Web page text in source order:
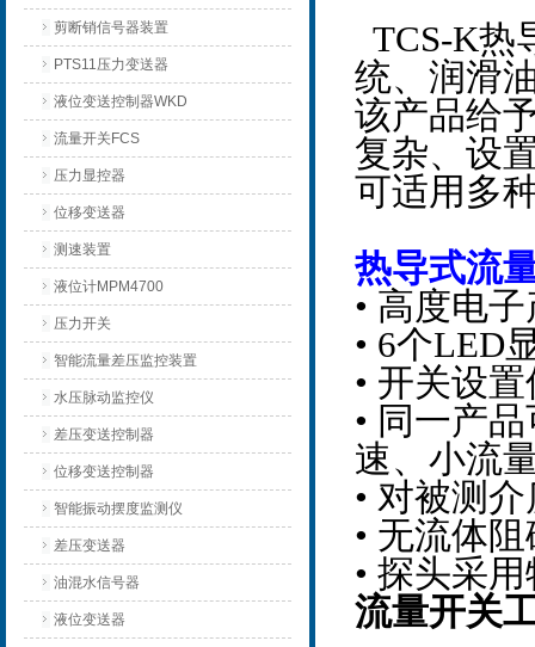
剪断销信号器装置
PTS11压力变送器
液位变送控制器WKD
流量开关FCS
压力显控器
位移变送器
测速装置
液位计MPM4700
压力开关
智能流量差压监控装置
水压脉动监控仪
差压变送控制器
位移变送控制器
智能振动摆度监测仪
差压变送器
油混水信号器
液位变送器
TCS-K热
统、润滑
该产品给
复杂、设
可适用多
热导式流
• 高度电
• 6个LED
• 开关设
• 同一产
速、小流
• 对被测
• 无流体
• 探头采
流量开关